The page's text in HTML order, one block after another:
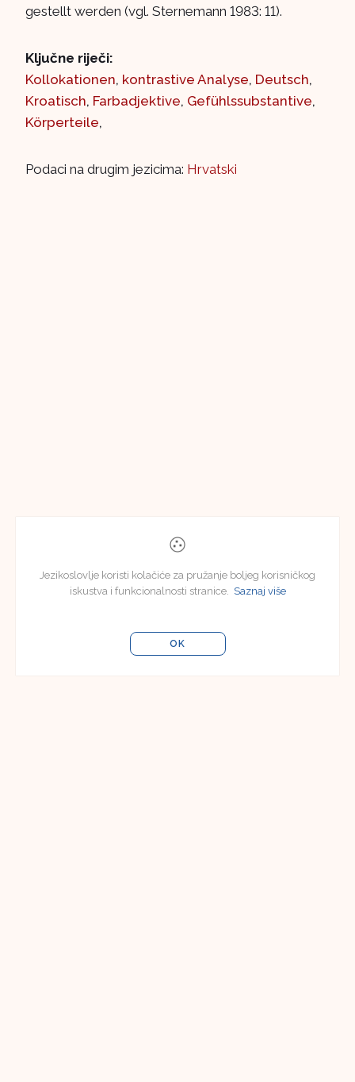
gestellt werden (vgl. Sternemann 1983: 11).
Ključne riječi:
Kollokationen, kontrastive Analyse, Deutsch,
Kroatisch, Farbadjektive, Gefühlssubstantive,
Körperteile,
Podaci na drugim jezicima: Hrvatski
Jezikoslovlje koristi kolačiće za pružanje boljeg korisničkog
iskustva i funkcionalnosti stranice. Saznaj više
OK